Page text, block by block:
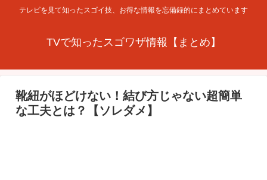
テレビを見て知ったスゴイ技、お得な情報を忘備録的にまとめています
TVで知ったスゴワザ情報【まとめ】
靴紐がほどけない！結び方じゃない超簡単
な工夫とは？【ソレダメ】